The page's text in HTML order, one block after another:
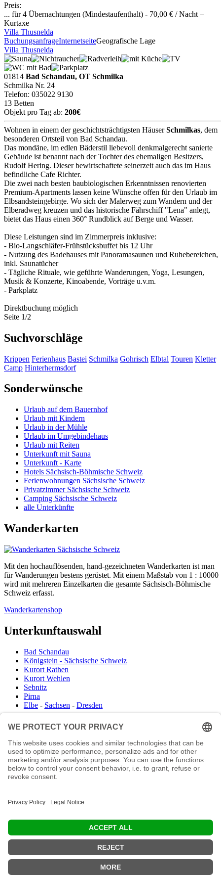
Preis:
... für 4 Übernachtungen (Mindestaufenthalt) - 70,00 € / Nacht +
Kurtaxe
Villa Thusnelda
BuchungsanfrageInternetseiteGeografische Lage
Villa Thusnelda
01814 Bad Schandau, OT Schmilka
Schmilka Nr. 24
Telefon: 035022 9130
13 Betten
Objekt pro Tag ab: 208€
Wohnen in einem der geschichtsträchtigsten HäuserSchmilkas, dem
besonderen Ortsteil von Bad Schandau.
Das mondäne, im edlen Bäderstil liebevoll denkmalgerecht sanierte
Gebäude ist benannt nach der Tochter des ehemaligen Besitzers,
Rudolf Hering. Dieser bewirtschaftete seinerzeit auch das im Haus
befindliche Cafe Richter.
Die zwei nach besten baubiologischen Erkenntnissen renovierten
Premium-Apartments lassen keine Wünsche offen für den Urlaub im
Elbsandsteingebirge. Wo sich der Malerweg zum Wandern und der
Elberadweg kreuzen und das historische Fährschiff "Lena" anlegt,
bietet das Haus einen 360° Rundblick auf Berge und Wasser.
Diese Leistungen sind im Zimmerpreis inklusive:
- Bio-Langschläfer-Frühstücksbuffet bis 12 Uhr
- Nutzung des Badehauses mit Panoramasaunen und Ruhebereichen,
inkl. Saunatücher
- Tägliche Rituale, wie geführte Wanderungen, Yoga, Lesungen,
Musik & Konzerte, Kinoabende, Vorträge u.v.m.
- Parkplatz
Direktbuchung möglich
Seite 1/2
Suchvorschläge
Krippen Ferienhaus Bastei Schmilka Gohrisch Elbtal Touren Kletter
Camp Hinterhermsdorf
Sonderwünsche
Urlaub auf dem Bauernhof
Urlaub mit Kindern
Urlaub in der Mühle
Urlaub im Umgebindehaus
Urlaub mit Reiten
Unterkunft mit Sauna
Unterkunft - Karte
Hotels Sächsisch-Böhmische Schweiz
Ferienwohnungen Sächsische Schweiz
Privatzimmer Sächsische Schweiz
Camping Sächsische Schweiz
alle Unterkünfte
Wanderkarten
Mit den hochauflösenden, hand-gezeichneten Wanderkarten ist man
für Wanderungen bestens gerüstet. Mit einem Maßstab von 1 : 10000
wird mit mehreren Einzelkarten die gesamte Sächsisch-Böhmische
Schweiz erfasst.
Wanderkartenshop
Unterkunftauswahl
Bad Schandau
Königstein - Sächsische Schweiz
Kurort Rathen
Kurort Wehlen
Sebnitz
Pirna
Elbe - Sachsen - Dresden
Infocenter
Wanderkartenshop
Prospektdownload
Unterkunft Böhmisch Sächsische Schweiz
Veranstaltungskalender
Mail an die Redaktion
"In den Wäldern sind Dinge, über die nachzudenken man jahrelang
Moos liegen könnte." (Franz Kafka)